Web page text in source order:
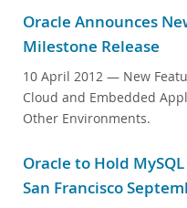
Oracle Announces
Milestone Release
10 April 2012 — New
Cloud and Embedded
Other Environments.
Oracle to Hold
San Francisco